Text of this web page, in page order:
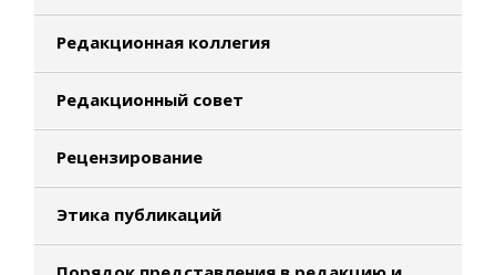
Редакционная коллегия
Редакционный совет
Рецензирование
Этика публикаций